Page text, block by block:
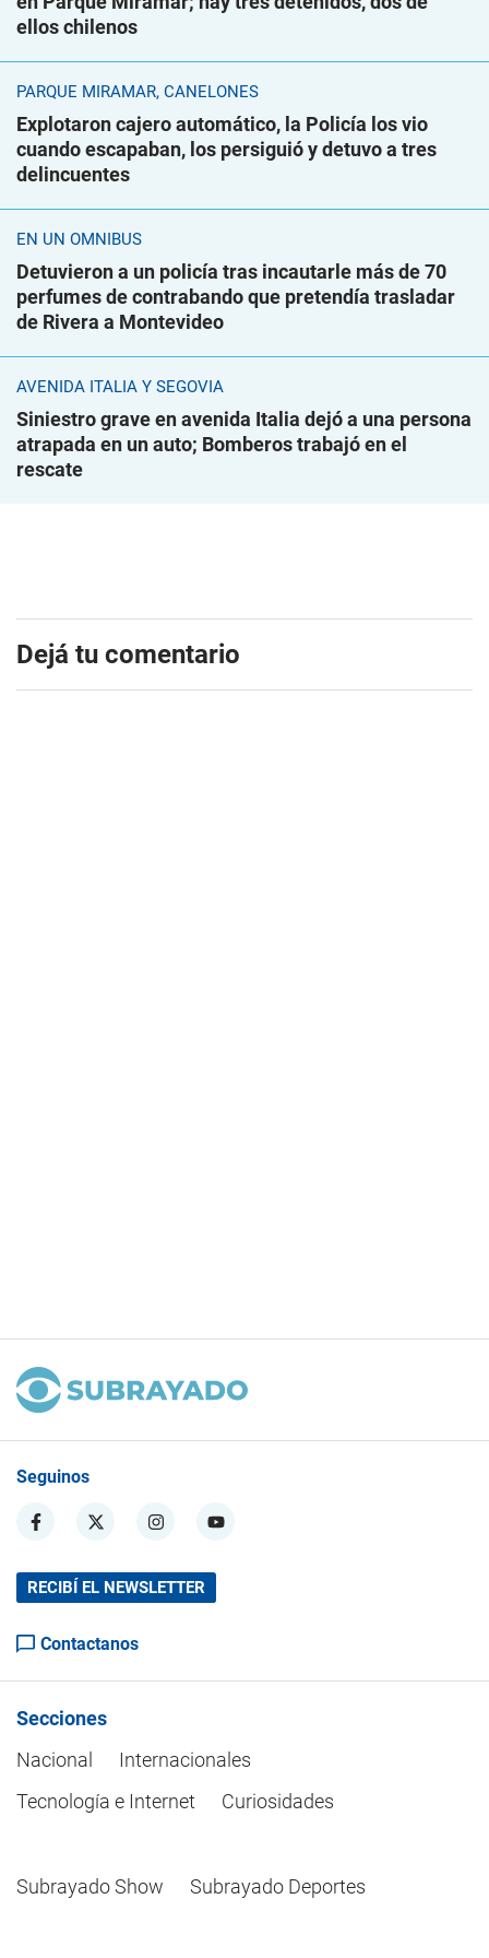
ellos chilenos
PARQUE MIRAMAR, CANELONES
Explotaron cajero automático, la Policía los vio
cuando escapaban, los persiguió y detuvo a tres
delincuentes
EN UN ÓMNIBUS
Detuvieron a un policía tras incautarle más de 70
perfumes de contrabando que pretendía trasladar
de Rivera a Montevideo
AVENIDA ITALIA Y SEGOVIA
Siniestro grave en avenida Italia dejó a una persona
atrapada en un auto; Bomberos trabajó en el
rescate
Dejá tu comentario
Seguinos
RECIBÍ EL NEWSLETTER
Contactanos
Secciones
Nacional
Internacionales
Tecnología e Internet
Curiosidades
Subrayado Show Subrayado Deportes